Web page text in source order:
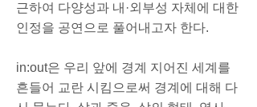
근하여 다양성과 내·외부성 자체에 대한
인정을 공연으로 풀어내고자 한다.
in:out은 우리 앞에 경계 지어진 세계를
흔들어 교란 시킴으로써 경계에 대해 다